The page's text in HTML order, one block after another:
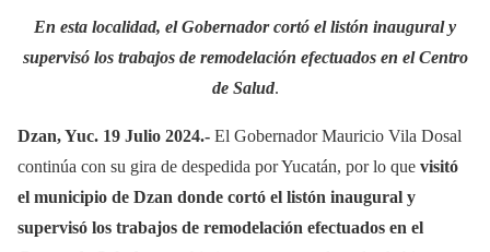
En esta localidad, el Gobernador cortó el listón inaugural y
supervisó los trabajos de remodelación efectuados en el Centro
de Salud.
Dzan, Yuc. 19 Julio 2024.- El Gobernador Mauricio Vila Dosal
continúa con su gira de despedida por Yucatán, por lo que visitó
el municipio de Dzan donde cortó el listón inaugural y
supervisó los trabajos de remodelación efectuados en el